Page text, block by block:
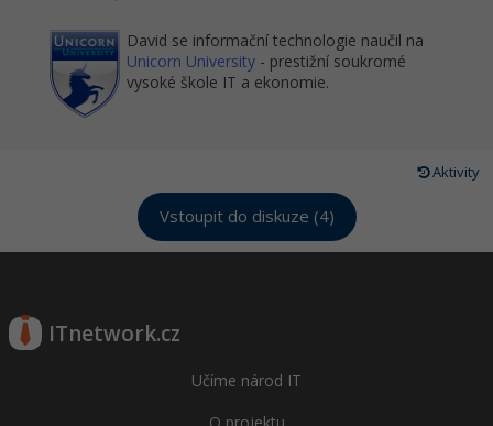
David se informační technologie naučil na
Unicorn University - prestižní soukromé
vysoké škole IT a ekonomie.
Aktivity
Vstoupit do diskuze (4)
ITnetwork.cz
Učíme národ IT